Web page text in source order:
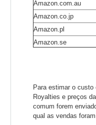
Amazon.com.au
Amazon.co.jp
Amazon.pl
Amazon.se
Para estimar o
Royalties e preços
comum forem
qual as vendas